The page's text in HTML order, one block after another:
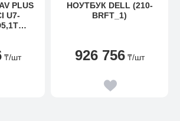
PLUS
U7-
₸/шт
НОУТБУК DELL (210-
BRFT_1)
926 756 ₸/шт